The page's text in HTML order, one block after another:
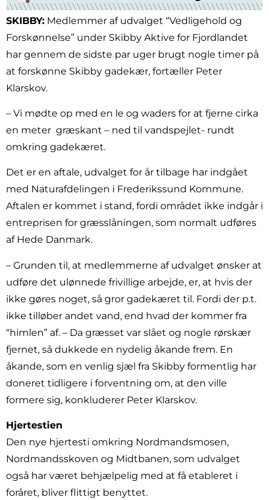
SKIBBY: Medlemmer af udvalget “Vedligehold og
Forskønnelse” under Skibby Aktive for Fjordlandet
har gennem de sidste par uger brugt nogle timer på
at forskønne Skibby gadekær, fortæller Peter
Klarskov.
– Vi mødte op med en le og waders for at fjerne cirka
en meter græskant – ned til vandspejlet- rundt
omkring gadekæret.
Det er en aftale, udvalget for år tilbage har indgået
med Naturafdelingen i Frederikssund Kommune.
Aftalen er kommet i stand, fordi området ikke indgår i
entreprisen for græsslåningen, som normalt udføres
af Hede Danmark.
– Grunden til, at medlemmerne af udvalget ønsker at
udføre det ulønnede frivillige arbejde, er, at hvis der
ikke gøres noget, så gror gadekæret til. Fordi der p.t.
ikke tilløber andet vand, end hvad der kommer fra
“himlen” af. – Da græsset var slået og nogle rørskær
fjernet, så dukkede en nydelig åkande frem. En
åkande, som en venlig sjæl fra Skibby formentlig har
doneret tidligere i forventning om, at den ville
formere sig, konkluderer Peter Klarskov.
Hjertestien
Den nye hjertesti omkring Nordmandsmosen,
Nordmandsskoven og Midtbanen, som udvalget
også har været behjælpelig med at få etableret i
foråret, bliver flittigt benyttet.